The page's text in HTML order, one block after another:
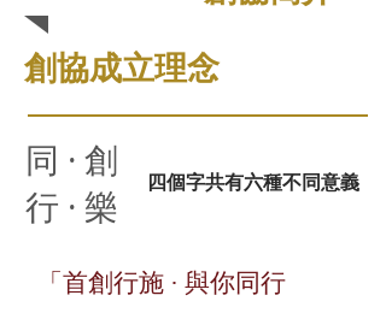
創協成立理念
同 · 創
行 · 樂
四個字共有六種不同意義
「首創行施 · 與你同行